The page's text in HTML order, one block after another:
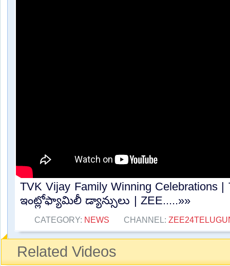
TVK Vijay Family Winning
ఇంట్లోఫ్యామిలీ డ్యాన్సులు | ZEE.....»»
CATEGORY: NEWS CHANNEL:
Related Videos